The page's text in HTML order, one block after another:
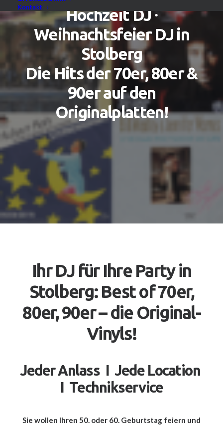
Kontakt
Hochzeit DJ ∙
Weihnachtsfeier DJ in
Stolberg
Die Hits der 70er, 80er &
90er auf den
Originalplatten!
Ihr DJ für Ihre Party in
Stolberg: Best of 70er,
80er, 90er – die Original-
Vinyls!
Jeder Anlass I Jede Location
I Technikservice
Sie wollen Ihren 50. oder 60. Geburtstag feiern und